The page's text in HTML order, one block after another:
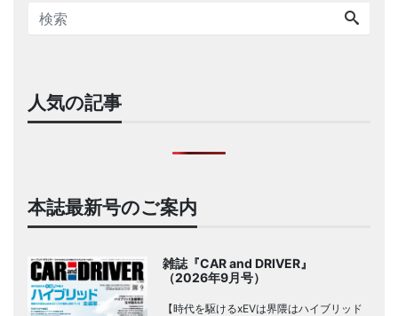
人気の記事
本誌最新号のご案内
雑誌『CAR and DRIVER』
（2026年9月号）
【時代を駆けるxEVは界隈はハイブリッド